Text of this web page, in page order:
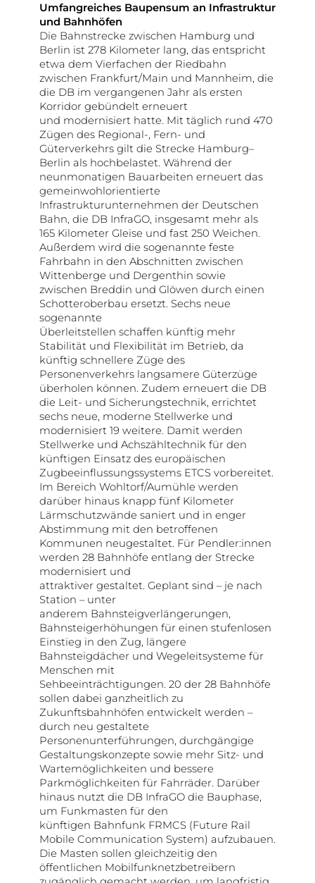
Umfangreiches Baupensum an Infrastruktur
und Bahnhöfen
Die Bahnstrecke zwischen Hamburg und
Berlin ist 278 Kilometer lang, das entspricht
etwa dem Vierfachen der Riedbahn
zwischen Frankfurt/Main und Mannheim, die
die DB im vergangenen Jahr als ersten
Korridor gebündelt erneuert
und modernisiert hatte. Mit täglich rund 470
Zügen des Regional-, Fern- und
Güterverkehrs gilt die Strecke Hamburg–
Berlin als hochbelastet. Während der
neunmonatigen Bauarbeiten erneuert das
gemeinwohlorientierte
Infrastrukturunternehmen der Deutschen
Bahn, die DB InfraGO, insgesamt mehr als
165 Kilometer Gleise und fast 250 Weichen.
Außerdem wird die sogenannte feste
Fahrbahn in den Abschnitten zwischen
Wittenberge und Dergenthin sowie
zwischen Breddin und Glöwen durch einen
Schotteroberbau ersetzt. Sechs neue
sogenannte
Überleitstellen schaffen künftig mehr
Stabilität und Flexibilität im Betrieb, da
künftig schnellere Züge des
Personenverkehrs langsamere Güterzüge
überholen können. Zudem erneuert die DB
die Leit- und Sicherungstechnik, errichtet
sechs neue, moderne Stellwerke und
modernisiert 19 weitere. Damit werden
Stellwerke und Achszähltechnik für den
künftigen Einsatz des europäischen
Zugbeeinflussungssystems ETCS vorbereitet.
Im Bereich Wohltorf/Aumühle werden
darüber hinaus knapp fünf Kilometer
Lärmschutzwände saniert und in enger
Abstimmung mit den betroffenen
Kommunen neugestaltet. Für Pendler:innen
werden 28 Bahnhöfe entlang der Strecke
modernisiert und
attraktiver gestaltet. Geplant sind – je nach
Station – unter
anderem Bahnsteigverlängerungen,
Bahnsteigerhöhungen für einen stufenlosen
Einstieg in den Zug, längere
Bahnsteigdächer und Wegeleitsysteme für
Menschen mit
Sehbeeinträchtigungen. 20 der 28 Bahnhöfe
sollen dabei ganzheitlich zu
Zukunftsbahnhöfen entwickelt werden –
durch neu gestaltete
Personenunterführungen, durchgängige
Gestaltungskonzepte sowie mehr Sitz- und
Wartemöglichkeiten und bessere
Parkmöglichkeiten für Fahrräder. Darüber
hinaus nutzt die DB InfraGO die Bauphase,
um Funkmasten für den
künftigen Bahnfunk FRMCS (Future Rail
Mobile Communication System) aufzubauen.
Die Masten sollen gleichzeitig den
öffentlichen Mobilfunknetzbetreibern